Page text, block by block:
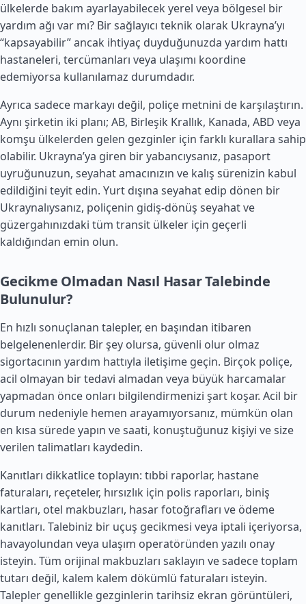
ülkelerde bakım ayarlayabilecek yerel veya bölgesel bir
yardım ağı var mı? Bir sağlayıcı teknik olarak Ukrayna’yı
“kapsayabilir” ancak ihtiyaç duyduğunuzda yardım hattı
hastaneleri, tercümanları veya ulaşımı koordine
edemiyorsa kullanılamaz durumdadır.
Ayrıca sadece markayı değil, poliçe metnini de karşılaştırın.
Aynı şirketin iki planı; AB, Birleşik Krallık, Kanada, ABD veya
komşu ülkelerden gelen gezginler için farklı kurallara sahip
olabilir. Ukrayna’ya giren bir yabancıysanız, pasaport
uyruğunuzun, seyahat amacınızın ve kalış sürenizin kabul
edildiğini teyit edin. Yurt dışına seyahat edip dönen bir
Ukraynalıysanız, poliçenin gidiş-dönüş seyahat ve
güzergahınızdaki tüm transit ülkeler için geçerli
kaldığından emin olun.
Gecikme Olmadan Nasıl Hasar Talebinde
Bulunulur?
En hızlı sonuçlanan talepler, en başından itibaren
belgelenenlerdir. Bir şey olursa, güvenli olur olmaz
sigortacının yardım hattıyla iletişime geçin. Birçok poliçe,
acil olmayan bir tedavi almadan veya büyük harcamalar
yapmadan önce onları bilgilendirmenizi şart koşar. Acil bir
durum nedeniyle hemen arayamıyorsanız, mümkün olan
en kısa sürede yapın ve saati, konuştuğunuz kişiyi ve size
verilen talimatları kaydedin.
Kanıtları dikkatlice toplayın: tıbbi raporlar, hastane
faturaları, reçeteler, hırsızlık için polis raporları, biniş
kartları, otel makbuzları, hasar fotoğrafları ve ödeme
kanıtları. Talebiniz bir uçuş gecikmesi veya iptali içeriyorsa,
havayolundan veya ulaşım operatöründen yazılı onay
isteyin. Tüm orijinal makbuzları saklayın ve sadece toplam
tutarı değil, kalem kalem dökümlü faturaları isteyin.
Talepler genellikle gezginlerin tarihsiz ekran görüntüleri,